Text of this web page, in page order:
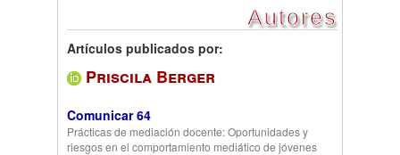
Autores
Artículos publicados por:
Priscila Berger
Comunicar 64
Prácticas de mediación docente: Oportunidades y
riesgos en el comportamiento mediático de jóvenes